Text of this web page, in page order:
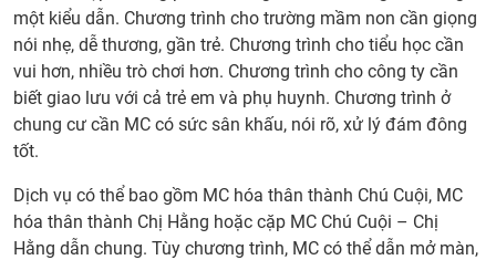
một kiểu dẫn. Chương trình cho trường mầm non cần giọng
nói nhẹ, dễ thương, gần trẻ. Chương trình cho tiểu học cần
vui hơn, nhiều trò chơi hơn. Chương trình cho công ty cần
biết giao lưu với cả trẻ em và phụ huynh. Chương trình ở
chung cư cần MC có sức sân khấu, nói rõ, xử lý đám đông
tốt.
Dịch vụ có thể bao gồm MC hóa thân thành Chú Cuội, MC
hóa thân thành Chị Hằng hoặc cặp MC Chú Cuội – Chị
Hằng dẫn chung. Tùy chương trình, MC có thể dẫn mở màn,